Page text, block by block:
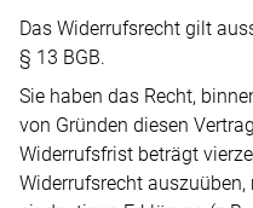
Das Widerrufsrecht gilt
§ 13 BGB.
Sie haben das Recht,
von Gründen diesen
Widerrufsfrist beträgt
Widerrufsrecht